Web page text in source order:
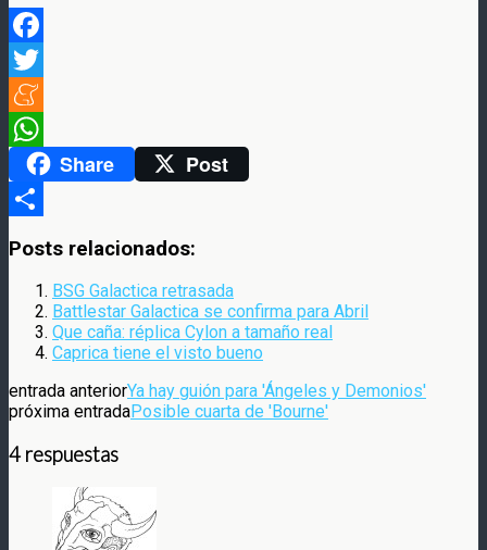
Facebook
Twitter
Meneame
WhatsAppShare Post
Posts relacionados:
BSG Galactica retrasada
Battlestar Galactica se confirma para Abril
Que caña: réplica Cylon a tamaño real
Caprica tiene el visto bueno
entrada anteriorYa hay guión para 'Ángeles y Demonios'
próxima entradaPosible cuarta de 'Bourne'
4 respuestas